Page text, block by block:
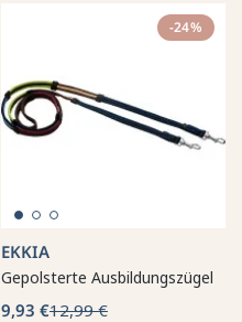
-24%
EKKIA
Gepolsterte Ausbildungszügel
9,93 €12,99 €